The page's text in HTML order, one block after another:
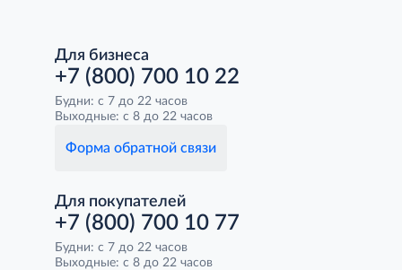
Для бизнеса
+7 (800) 700 10 22
Будни: с 7 до 22 часов
Выходные: с 8 до 22 часов
Форма обратной связи
Для покупателей
+7 (800) 700 10 77
Будни: с 7 до 22 часов
Выходные: с 8 до 22 часов